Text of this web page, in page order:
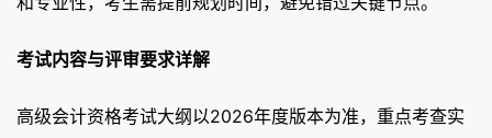
考试内容与评审要求详解
高级会计资格考试大纲以2026年度版本为准，重点考查实